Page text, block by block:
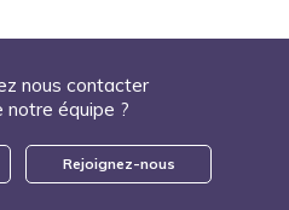
nous contacter
notre équipe ?
Rejoignez-nous